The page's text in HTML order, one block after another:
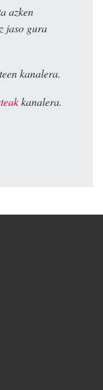
azken
jaso gura
kanalera.
kanalera.